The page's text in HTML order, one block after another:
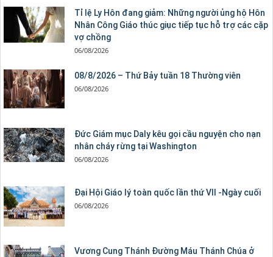
Tỉ lệ Ly Hôn đang giảm: Những người ủng hộ Hôn
Nhân Công Giáo thúc giục tiếp tục hỗ trợ các cặp
vợ chồng
06/08/2026
08/8/2026 – Thứ Bảy tuần 18 Thường viên
06/08/2026
Đức Giám mục Daly kêu gọi cầu nguyện cho nạn
nhân cháy rừng tại Washington
06/08/2026
Đại Hội Giáo lý toàn quốc lần thứ VII -Ngày cuối
06/08/2026
Vương Cung Thánh Ðường Máu Thánh Chúa ở